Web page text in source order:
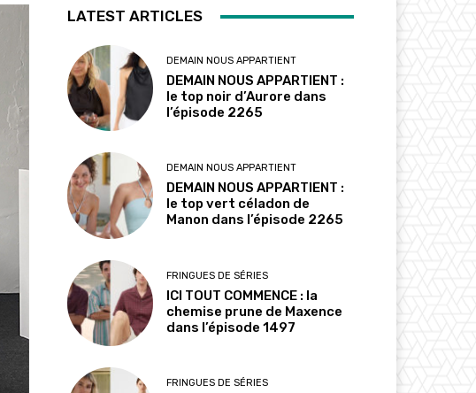
LATEST ARTICLES
DEMAIN NOUS APPARTIENT
DEMAIN NOUS APPARTIENT :
le top noir d’Aurore dans
l’épisode 2265
DEMAIN NOUS APPARTIENT
DEMAIN NOUS APPARTIENT :
le top vert céladon de
Manon dans l’épisode 2265
FRINGUES DE SÉRIES
ICI TOUT COMMENCE : la
chemise prune de Maxence
dans l’épisode 1497
FRINGUES DE SÉRIES